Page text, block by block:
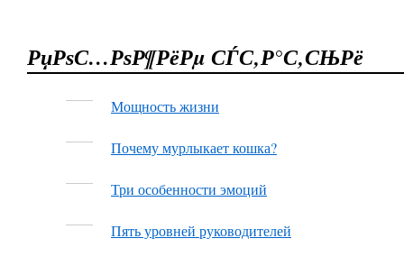
РџРѕС…РѕР¶РёРµ СЃС‚Р°С‚СЊРё
Мощность жизни
Почему мурлыкает кошка?
Три особенности эмоций
Пять уровней руководителей